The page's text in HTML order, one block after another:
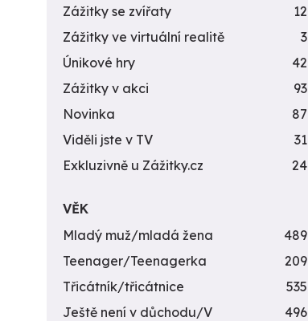
Zážitky se zvířaty
12
Zážitky ve virtuální realitě
3
Únikové hry
42
Zážitky v akci
93
Novinka
87
Viděli jste v TV
31
Exkluzivně u Zážitky.cz
24
VĚK
Mladý muž/mladá žena
489
Teenager/Teenagerka
209
Třicátník/třicátnice
535
Ještě není v důchodu/V
496